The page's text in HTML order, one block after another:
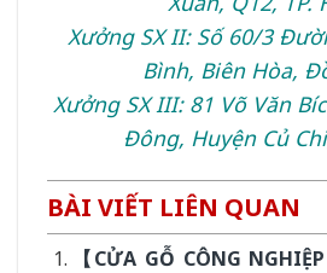
Xưởng SX II: Số 60/3
Bình, Biên Hòa,
Xưởng SX III: 81 Võ Văn
Đông, Huyện Củ
BÀI VIẾT LIÊN QUAN
【CỬA GỖ CÔNG